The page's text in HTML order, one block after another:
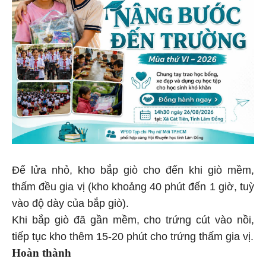
Để lửa nhỏ, kho bắp giò cho đến khi giò mềm,
thấm đều gia vị (kho khoảng 40 phút đến 1 giờ, tuỳ
vào độ dày của bắp giò).
Khi bắp giò đã gần mềm, cho trứng cút vào nồi,
tiếp tục kho thêm 15-20 phút cho trứng thấm gia vị.
Hoàn thành